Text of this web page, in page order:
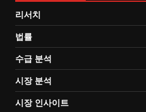
리서치
법률
수급 분석
시장 분석
시장 인사이트